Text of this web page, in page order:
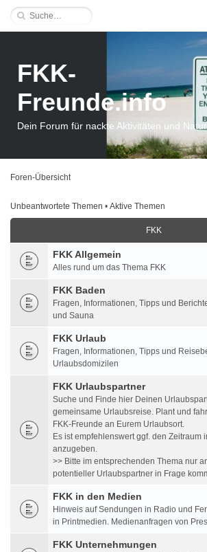
FKK-
Freunde.info
Dein Forum für nackte Aktivitäten und
Foren-Übersicht
Unbeantwortete Themen • Aktive Themen
FKK
FKK Allgemein
Alles rund um das Thema FKK
FKK Baden
Fragen, Informationen, Tipps und
und Sauna
FKK Urlaub
Fragen, Informationen, Tipps und
Urlaubsdomizilen
FKK Urlaubspartner
Suche und Finde hier Deinen
gemeinsame Urlaubsreise. Plant und
FKK-Freunde an Eurem Urlaubsort.
Es ist empfehlenswert ggf. den Zeitraum
anzugeben.
>> Bitte im entsprechenden Thema nur
potentieller Urlaubspartner in Frage
FKK in den Medien
Hinweis auf Sendungen in Radio und
in Printmedien. Medienanfragen von
FKK Unternehmungen